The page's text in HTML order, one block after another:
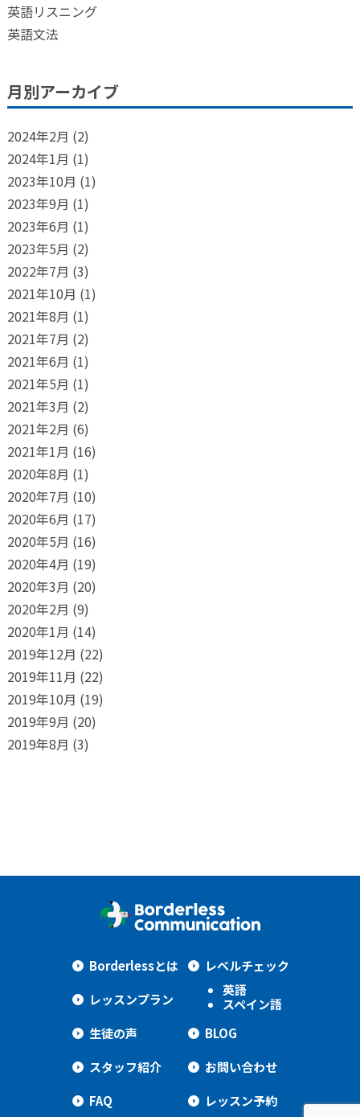
英語リスニング
英語文法
月別アーカイブ
2024年2月 (2)
2024年1月 (1)
2023年10月 (1)
2023年9月 (1)
2023年6月 (1)
2023年5月 (2)
2022年7月 (3)
2021年10月 (1)
2021年8月 (1)
2021年7月 (2)
2021年6月 (1)
2021年5月 (1)
2021年3月 (2)
2021年2月 (6)
2021年1月 (16)
2020年8月 (1)
2020年7月 (10)
2020年6月 (17)
2020年5月 (16)
2020年4月 (19)
2020年3月 (20)
2020年2月 (9)
2020年1月 (14)
2019年12月 (22)
2019年11月 (22)
2019年10月 (19)
2019年9月 (20)
2019年8月 (3)
Borderlessとは
レッスンプラン
生徒の声
スタッフ紹介
FAQ
レベルチェック
英語
スペイン語
BLOG
お問い合わせ
レッスン予約